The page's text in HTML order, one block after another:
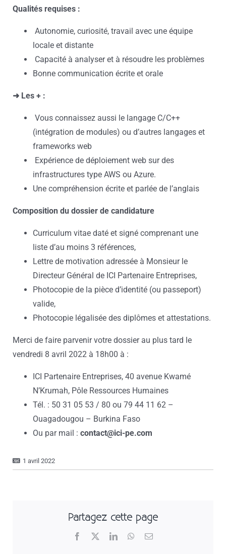
Qualités requises :
Autonomie, curiosité, travail avec une équipe
locale et distante
Capacité à analyser et à résoudre les problèmes
Bonne communication écrite et orale
➜ Les + :
Vous connaissez aussi le langage C/C++
(intégration de modules) ou d’autres langages et
frameworks web
Expérience de déploiement web sur des
infrastructures type AWS ou Azure.
Une compréhension écrite et parlée de l’anglais
Composition du dossier de candidature
Curriculum vitae daté et signé comprenant une
liste d’au moins 3 références,
Lettre de motivation adressée à Monsieur le
Directeur Général de ICI Partenaire Entreprises,
Photocopie de la pièce d’identité (ou passeport)
valide,
Photocopie légalisée des diplômes et attestations.
Merci de faire parvenir votre dossier au plus tard le
vendredi 8 avril 2022 à 18h00 à :
ICI Partenaire Entreprises, 40 avenue Kwamé
N’Krumah, Pôle Ressources Humaines
Tél. : 50 31 05 53 / 80 ou 79 44 11 62 –
Ouagadougou – Burkina Faso
Ou par mail : contact@ici-pe.com
1 avril 2022
Partagez cette page
Facebook LinkedInWhatsApp
Email